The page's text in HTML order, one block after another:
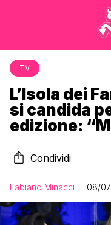
TV
L’Isola dei
si candida
edizione:
Condividi
Fabiano Minacci 08/